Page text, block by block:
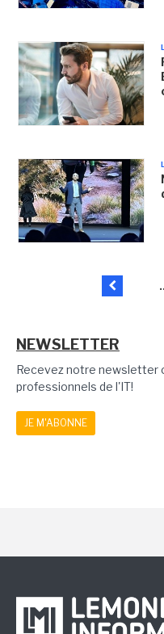
NEWSLETTER
Recevez notre newsletter
professionnels de l'IT!
JE M'ABONNE